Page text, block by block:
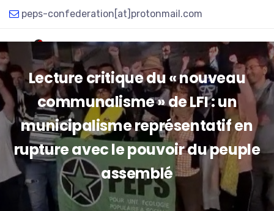
peps-confederation[at]protonmail.com
Lecture critique du « nouveau
communalisme » de LFI : un
municipalisme représentatif en
rupture avec le pouvoir du peuple
assemblé